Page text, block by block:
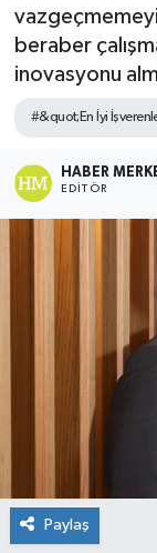
beraber
inovasyonu
#&quot;En İyi
HABER
EDITÖR
Paylaş